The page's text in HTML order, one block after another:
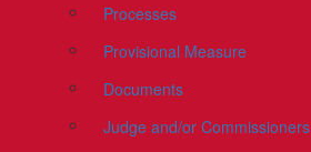
Processes
Provisional Measure
Documents
Judge and/or Commissioners